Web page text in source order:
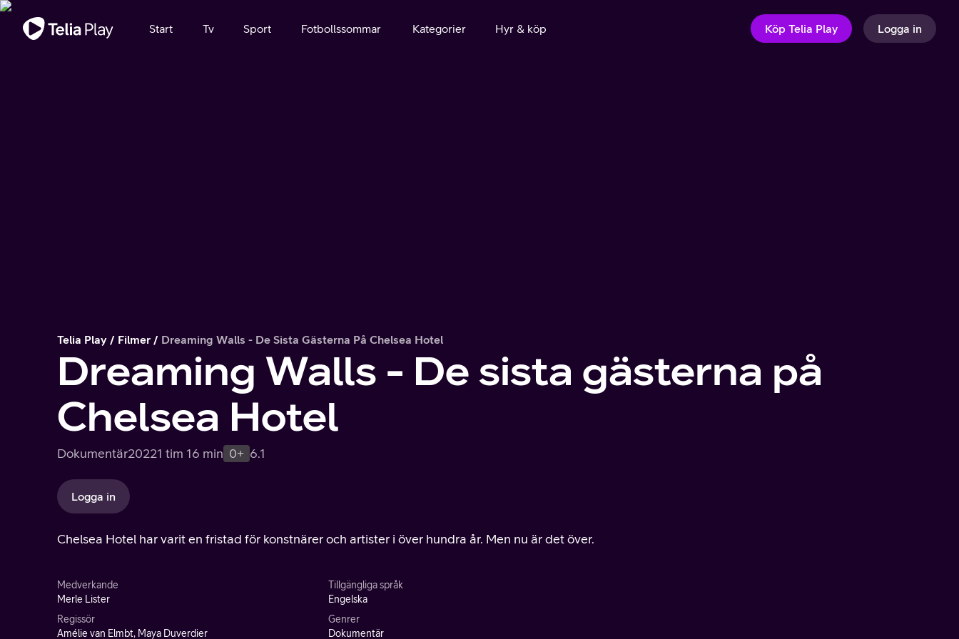
Viktigt meddelande
Start Tv Sport Fotbollssommar Kategorier Hyr & köp Köp Telia Play Logga in
Telia Play Filmer Dreaming Walls - De Sista Gästerna På Chelsea Hotel
Dreaming Walls - De sista gästerna på
Chelsea Hotel
Dokumentär20221 tim 16 min 0+ 6.1
Logga in
Chelsea Hotel har varit en fristad för konstnärer och artister i över hundra år. Men nu är det över.
Medverkande
Merle Lister
Regissör
Amélie van Elmbt, Maya Duverdier
Tillgängliga språk
Engelska
Genrer
Dokumentär